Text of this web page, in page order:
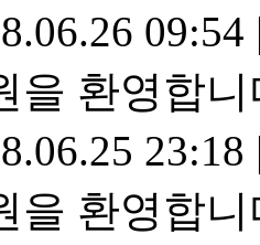
09:54
을 환영합
23:18
을 환영합